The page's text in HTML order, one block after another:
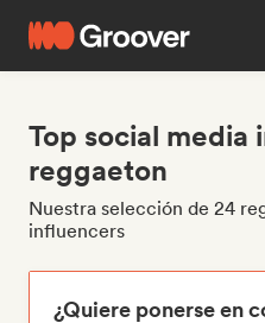
Top social media
reggaeton
Nuestra selección de 24
influencers
¿Quiere ponerse en